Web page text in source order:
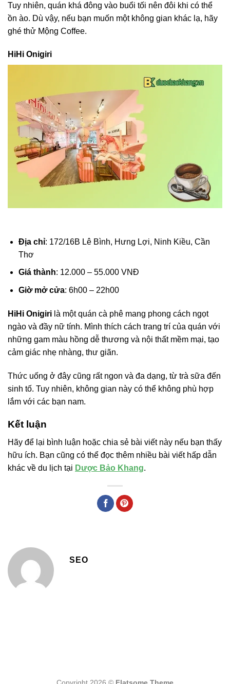
Tuy nhiên, quán khá đông vào buổi tối nên đôi khi có thể
ồn ào. Dù vậy, nếu bạn muốn một không gian khác lạ, hãy
ghé thử Mộng Coffee.
HiHi Onigiri
Địa chỉ: 172/16B Lê Bình, Hưng Lợi, Ninh Kiều, Cần
Thơ
Giá thành: 12.000 – 55.000 VNĐ
Giờ mở cửa: 6h00 – 22h00
HiHi Onigiri là một quán cà phê mang phong cách ngọt
ngào và đầy nữ tính. Mình thích cách trang trí của quán với
những gam màu hồng dễ thương và nội thất mềm mại, tạo
cảm giác nhẹ nhàng, thư giãn.
Thức uống ở đây cũng rất ngon và đa dạng, từ trà sữa đến
sinh tố. Tuy nhiên, không gian này có thể không phù hợp
lắm với các bạn nam.
Kết luận
Hãy để lại bình luận hoặc chia sẻ bài viết này nếu bạn thấy
hữu ích. Bạn cũng có thể đọc thêm nhiều bài viết hấp dẫn
khác về du lịch tại Dược Bảo Khang.
SEO